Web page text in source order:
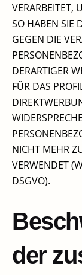
VERARBEITET,
SO HABEN SIE
GEGEN DIE
DERARTIGER
FÜR DAS
NICHT MEHR
VERWENDET
DSGVO).​
der